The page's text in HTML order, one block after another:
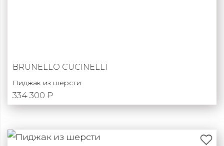
BRUNELLO CUCINELLI
Пиджак из шерсти
334 300 ₽